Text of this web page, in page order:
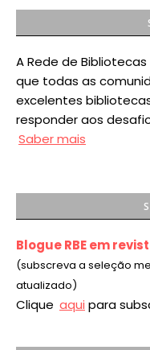
A Rede de
que todas as
excelentes
responder aos
Saber mais
Blogue RBE em
(subscreva a seleção
atualizado)
Clique aqui para